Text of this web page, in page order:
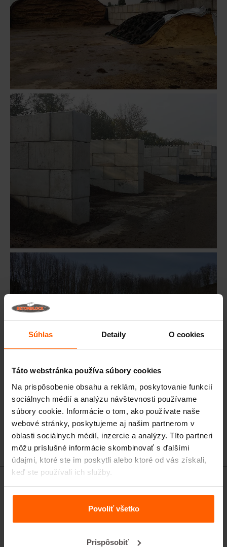
Súhlas Detaily O cookies
Táto webstránka používa súbory cookies
Na prispôsobenie obsahu a reklám, poskytovanie funkcií
sociálnych médií a analýzu návštevnosti používame
súbory cookie. Informácie o tom, ako používate naše
webové stránky, poskytujeme aj našim partnerom v
oblasti sociálnych médií, inzercie a analýzy. Títo partneri
môžu príslušné informácie skombinovať s ďalšími
údajmi, ktoré ste im poskytli alebo ktoré od vás získali,
keď ste používali ich služby.
Povoliť všetko
Prispôsobiť